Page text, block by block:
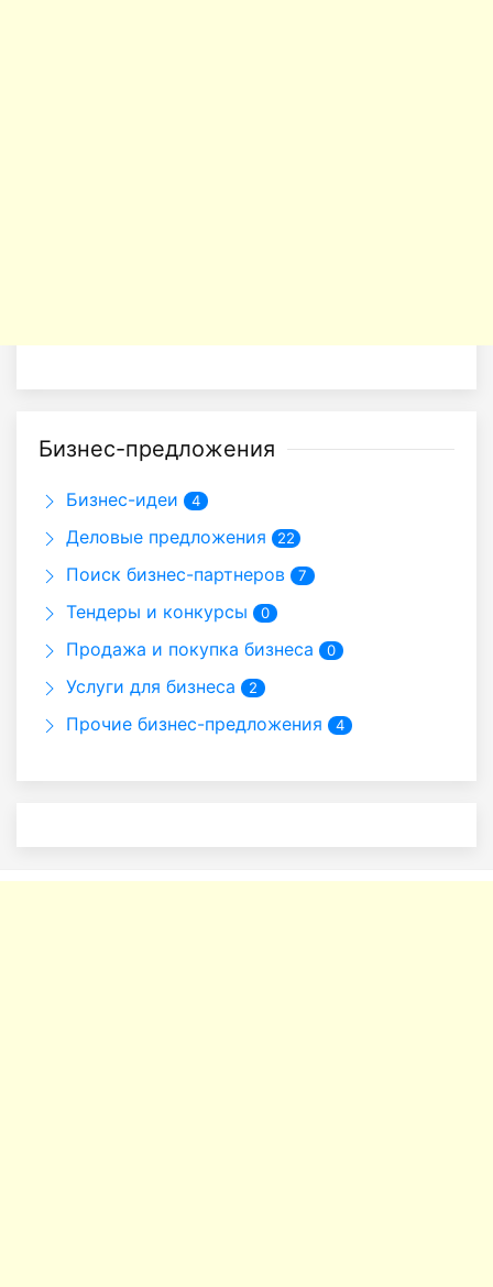
Бизнес-предложения
Бизнес-идеи 4
Деловые предложения 22
Поиск бизнес-партнеров 7
Тендеры и конкурсы 0
Продажа и покупка бизнеса 0
Услуги для бизнеса 2
Прочие бизнес-предложения 4